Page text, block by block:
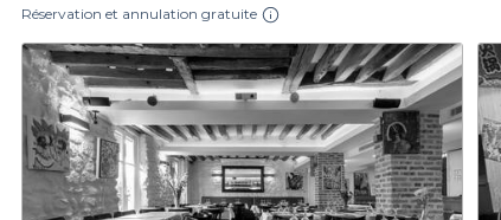
Réservation et annulation gratuite